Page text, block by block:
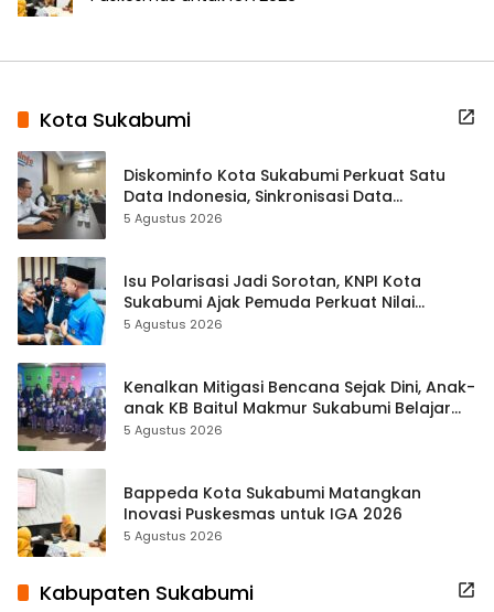
Kota Sukabumi
Diskominfo Kota Sukabumi Perkuat Satu
Data Indonesia, Sinkronisasi Data
Kewilayahan Dikebut
5 Agustus 2026
Isu Polarisasi Jadi Sorotan, KNPI Kota
Sukabumi Ajak Pemuda Perkuat Nilai
Kebangsaan
5 Agustus 2026
Kenalkan Mitigasi Bencana Sejak Dini, Anak-
anak KB Baitul Makmur Sukabumi Belajar
Lewat Boneka Tangan
5 Agustus 2026
Bappeda Kota Sukabumi Matangkan
Inovasi Puskesmas untuk IGA 2026
5 Agustus 2026
Kabupaten Sukabumi